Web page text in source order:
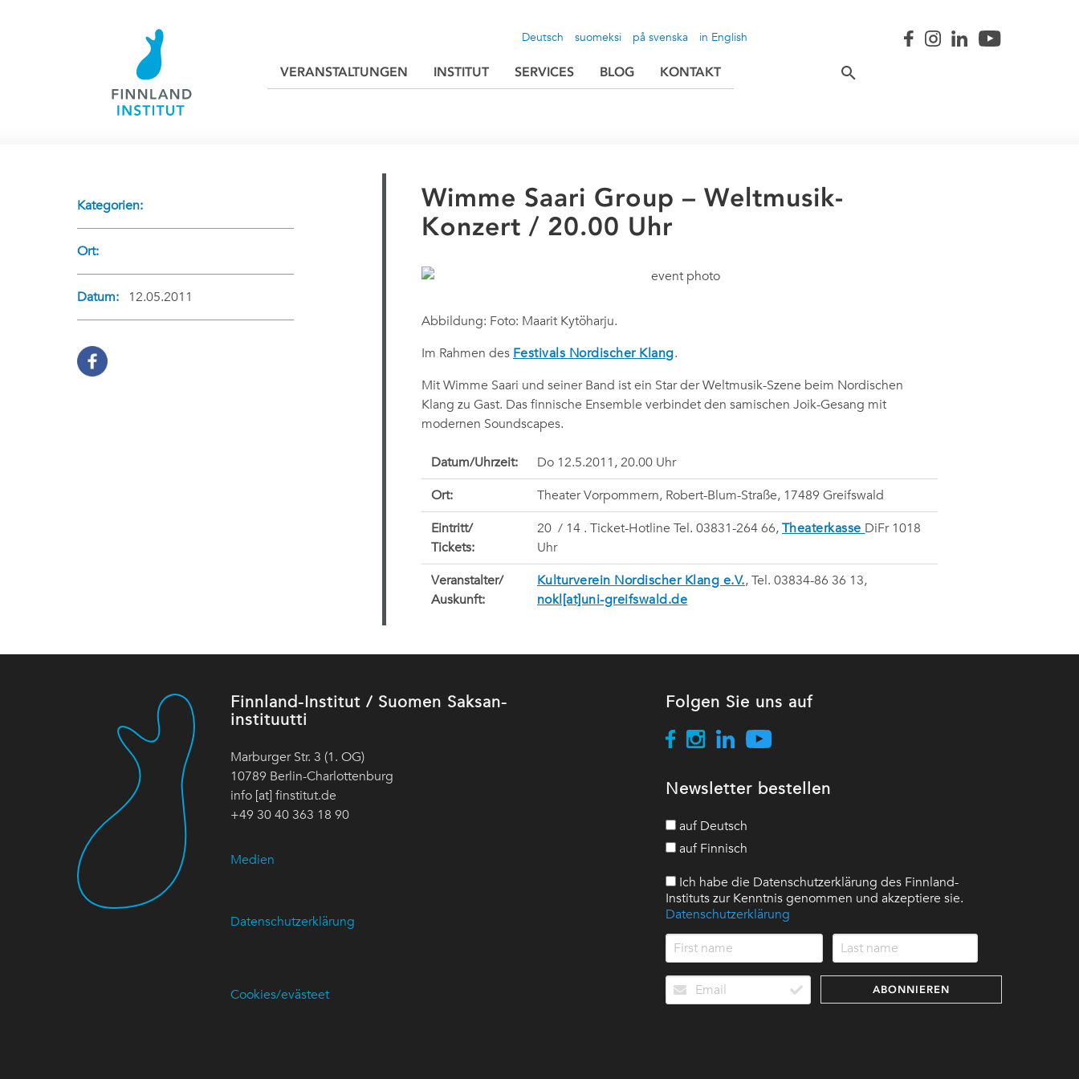
suomeksi
Deutsch på svenska in English
VERANSTALTUNGEN INSTITUT SERVICES BLOG KONTAKT
Kategorien:
Ort:
Datum: 12.05.2011
Wimme Saari Group – Weltmusik-
Konzert / 20.00 Uhr
Abbildung: Foto: Maarit Kytöharju.
Im Rahmen des Festivals Nordischer Klang.
Mit Wimme Saari und seiner Band ist ein Star der Weltmusik-Szene beim Nordischen
Klang zu Gast. Das finnische Ensemble verbindet den samischen Joik-Gesang mit
modernen Soundscapes.
Datum/Uhrzeit: Do 12.5.2011, 20.00 Uhr
Ort: Theater Vorpommern, Robert-Blum-Straße, 17489 Greifswald
Eintritt/
Tickets:
20  / 14 . Ticket-Hotline Tel. 03831-264 66, Theaterkasse DiFr 1018
Uhr
Veranstalter/
Auskunft:
Kulturverein Nordischer Klang e.V., Tel. 03834-86 36 13,
nokl[at]uni-greifswald.de
Finnland-Institut / Suomen Saksan-
instituutti
Marburger Str. 3 (1. OG)
10789 Berlin-Charlottenburg
info [at] finstitut.de
+49 30 40 363 18 90
Medien
Datenschutzerklärung
Cookies/evästeet
Folgen Sie uns auf
Newsletter bestellen
auf Deutsch
auf Finnisch
Ich habe die Datenschutzerklärung des Finnland-
Instituts zur Kenntnis genommen und akzeptiere sie.
Datenschutzerklärung
ABONNIEREN